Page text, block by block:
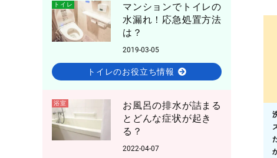
トイレ
マンションでトイレの
水漏れ！応急処置方法
は？
2019-03-05
トイレのお役立ち情報
浴室
お風呂の排水が詰まる
とどんな症状が起き
る？
2022-04-07